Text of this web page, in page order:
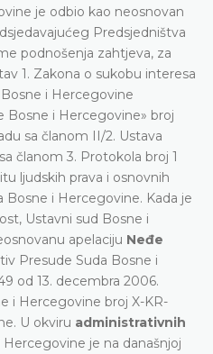
je odbio kao neosnovan
Predsjedništva
podnošenja zahtjeva, za
1. Zakona o sukobu interesa
i Hercegovine
Bosne i Hercegovine» broj
sa članom II/2. Ustava
članom 3. Protokola broj 1
ljudskih prava i osnovnih
Bosne i Hercegovine. Kada je
Ustavni sud Bosne i
apelaciju Neđe
Presude Suda Bosne i
od 13. decembra 2006.
i Hercegovine broj X-KR-
U okviru administrativnih
je na današnjoj